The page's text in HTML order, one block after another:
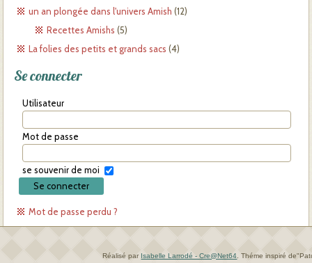
un an plongée dans l'univers Amish (12)
Recettes Amishs (5)
La folies des petits et grands sacs (4)
Se connecter
Utilisateur
Mot de passe
se souvenir de moi
Mot de passe perdu ?
Réalisé par Isabelle Larrodé - Cre@Net64. Théme inspiré